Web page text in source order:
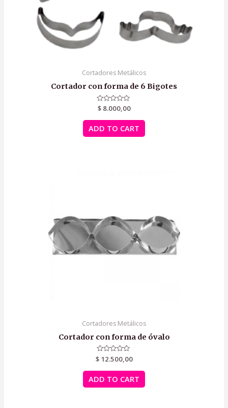
Cortadores Metálicos
Cortador con forma de 6 Bigotes
Rated
out
of
5
$8.000,00
ADD TO CART
Cortadores Metálicos
Cortador con forma de óvalo
Rated
out
of
5
$12.500,00
ADD TO CART